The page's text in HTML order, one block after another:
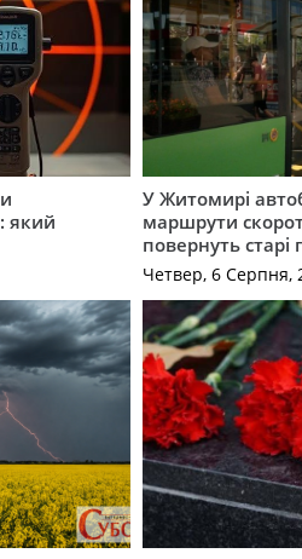
який
У Житомирі
маршрути
повернуть старі
Четвер, 6 Серпня,